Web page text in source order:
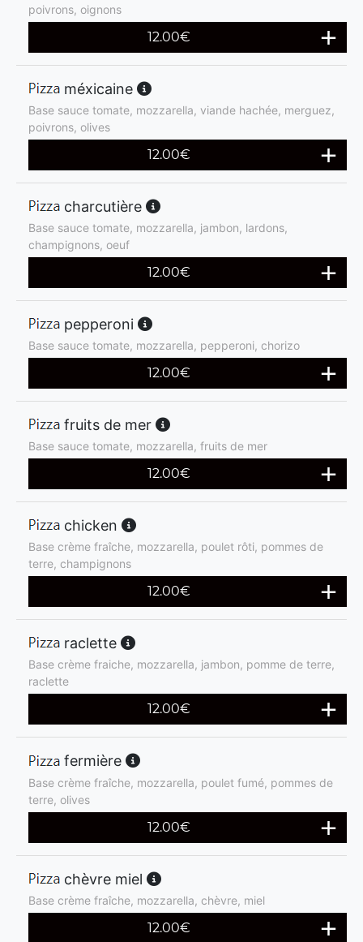
poivrons, oignons
12.00€
méxicaine
Base sauce tomate, mozzarella, viande hachée, merguez,
poivrons, olives
12.00€
charcutière
Base sauce tomate, mozzarella, jambon, lardons,
champignons, oeuf
12.00€
pepperoni
Base sauce tomate, mozzarella, pepperoni, chorizo
12.00€
fruits de mer
Base sauce tomate, mozzarella, fruits de mer
12.00€
chicken
Base crème fraîche, mozzarella, poulet rôti, pommes de
terre, champignons
12.00€
raclette
Base crème fraiche, mozzarella, jambon, pomme de terre,
raclette
12.00€
fermière
Base crème fraîche, mozzarella, poulet fumé, pommes de
terre, olives
12.00€
chèvre miel
Base crème fraîche, mozzarella, chèvre, miel
12.00€